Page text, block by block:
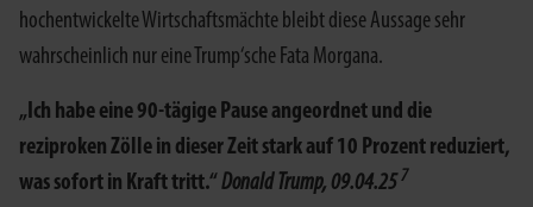
hochentwickelte Wirtschaftsmächte bleibt diese Aussage sehr
wahrscheinlich nur eine Trump‘sche Fata Morgana.
„Ich habe eine 90-tägige Pause angeordnet und die
reziproken Zölle in dieser Zeit stark auf 10 Prozent reduziert,
was sofort in Kraft tritt.“ Donald Trump, 09.04.25 7